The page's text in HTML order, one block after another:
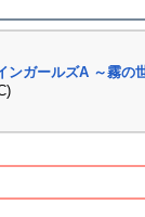
ンガールズA ～霧の